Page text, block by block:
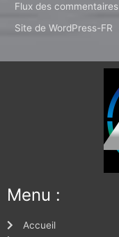
Flux des commentaires
Site de WordPress-FR
Menu :
Accueil